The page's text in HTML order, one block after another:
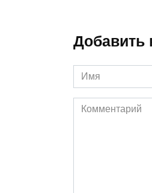
Добавить
Имя
*
Комментарий